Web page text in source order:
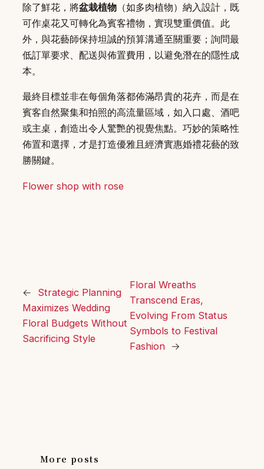
除了鮮花，將盆栽植物 （如多肉植物）納入設計，既
可作桌花又可轉化為賓客禮物，實現雙重價值。此
外，與花藝師保持坦誠的預算溝通至關重要；詢問最
低訂單要求、配送與佈置費用，以避免潛在的隱性成
本。
最終目標並非在每個角落都佈滿昂貴的花卉，而是在
賓客自然聚集和拍照的高流量區域，如入口處、酒吧
或主桌，創造出令人驚艷的視覺焦點。巧妙的策略性
佈置和選擇，才是打造優雅且經濟實惠婚禮花藝的致
勝關鍵。
Flower shop with rose
←
Strategic Planning
Maximizes Wedding
Floral Budgets Without
Sacrificing Style
Floral Wreaths
Transcend Eras,
Evolving From Status
Symbols to Festival
Fashion →
More posts